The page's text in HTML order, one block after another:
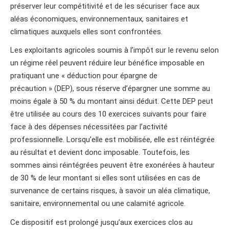
préserver leur compétitivité et de les sécuriser face aux
aléas économiques, environnementaux, sanitaires et
climatiques auxquels elles sont confrontées.
Les exploitants agricoles soumis à l’impôt sur le revenu selon
un régime réel peuvent réduire leur bénéfice imposable en
pratiquant une « déduction pour épargne de
précaution » (DEP), sous réserve d’épargner une somme au
moins égale à 50 % du montant ainsi déduit. Cette DEP peut
être utilisée au cours des 10 exercices suivants pour faire
face à des dépenses nécessitées par l’activité
professionnelle. Lorsqu’elle est mobilisée, elle est réintégrée
au résultat et devient donc imposable. Toutefois, les
sommes ainsi réintégrées peuvent être exonérées à hauteur
de 30 % de leur montant si elles sont utilisées en cas de
survenance de certains risques, à savoir un aléa climatique,
sanitaire, environnemental ou une calamité agricole.
Ce dispositif est prolongé jusqu’aux exercices clos au